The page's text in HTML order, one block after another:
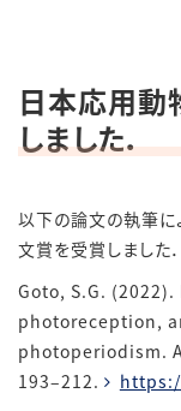
日本応用動
しました．
以下の論文の執筆に
文賞を受賞しました
Goto, S.G.
photoreception,
photoperiodism.
193–212.